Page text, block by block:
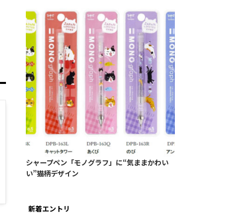
シャープペン「モノグラフ」に“気ままかわい
い”猫柄デザイン
新着エントリ